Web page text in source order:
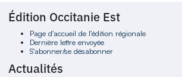
Édition Occitanie Est
Page d'accueil de l'édition régionale
Dernière lettre envoyée
S'abonner/se désabonner
Actualités